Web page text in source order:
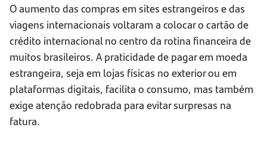
O aumento das compras em sites estrangeiros e das
viagens internacionais voltaram a colocar o cartão de
crédito internacional no centro da rotina financeira de
muitos brasileiros. A praticidade de pagar em moeda
estrangeira, seja em lojas físicas no exterior ou em
plataformas digitais, facilita o consumo, mas também
exige atenção redobrada para evitar surpresas na
fatura.